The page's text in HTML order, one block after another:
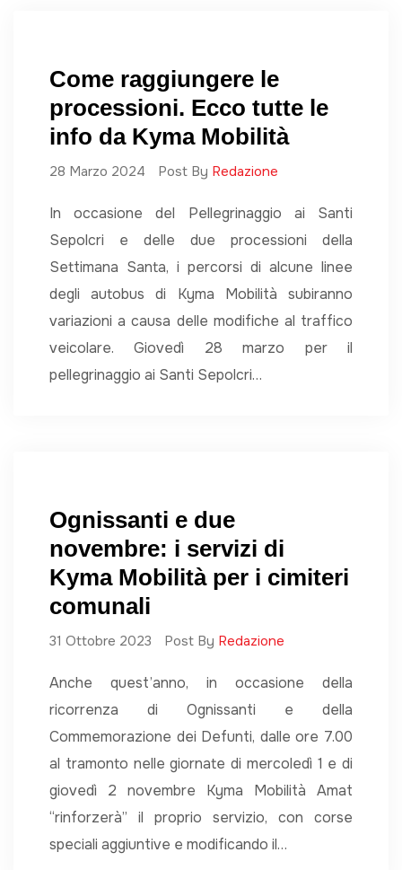
Come raggiungere le
processioni. Ecco tutte le
info da Kyma Mobilità
28 Marzo 2024 Post By Redazione
In occasione del Pellegrinaggio ai Santi
Sepolcri e delle due processioni della
Settimana Santa, i percorsi di alcune linee
degli autobus di Kyma Mobilità subiranno
variazioni a causa delle modifiche al traffico
veicolare. Giovedì 28 marzo per il
pellegrinaggio ai Santi Sepolcri…
Ognissanti e due
novembre: i servizi di
Kyma Mobilità per i cimiteri
comunali
31 Ottobre 2023 Post By Redazione
Anche quest’anno, in occasione della
ricorrenza di Ognissanti e della
Commemorazione dei Defunti, dalle ore 7.00
al tramonto nelle giornate di mercoledì 1 e di
giovedì 2 novembre Kyma Mobilità Amat
“rinforzerà” il proprio servizio, con corse
speciali aggiuntive e modificando il…